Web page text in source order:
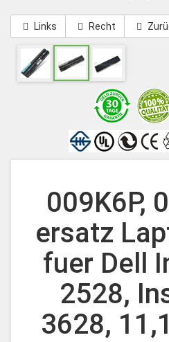
Links Recht
009K6P,
ersatz
fuer Dell
2528,
3628,